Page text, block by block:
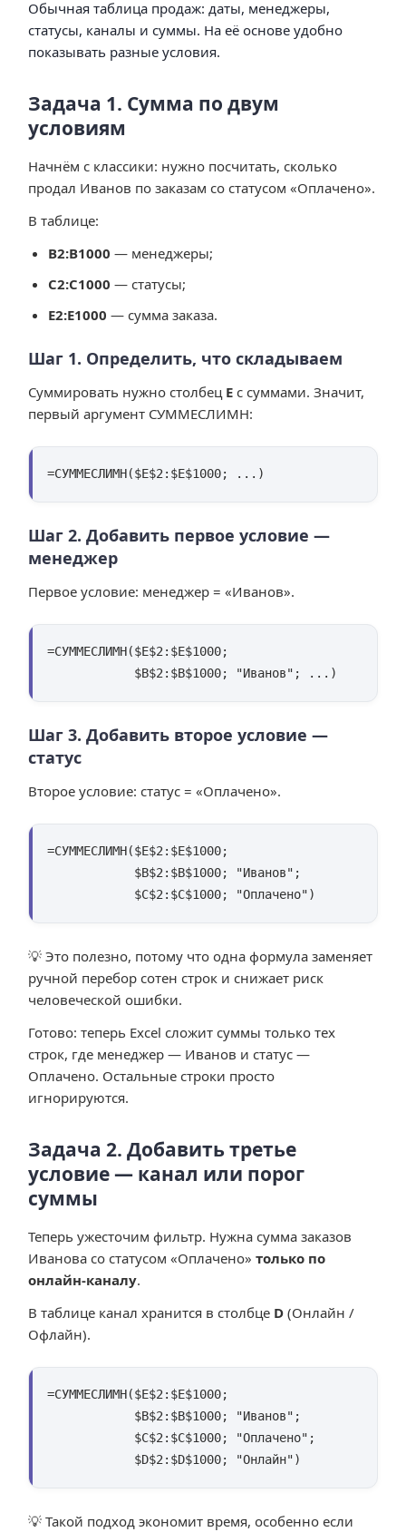
Обычная таблица продаж: даты, менеджеры,
статусы, каналы и суммы. На её основе удобно
показывать разные условия.
Задача 1. Сумма по двум
условиям
Начнём с классики: нужно посчитать, сколько
продал Иванов по заказам со статусом «Оплачено».
В таблице:
B2:B1000 — менеджеры;
C2:C1000 — статусы;
E2:E1000 — сумма заказа.
Шаг 1. Определить, что складываем
Суммировать нужно столбец E с суммами. Значит,
первый аргумент СУММЕСЛИМН:
=СУММЕСЛИМН($E$2:$E$1000; ...)
Шаг 2. Добавить первое условие —
менеджер
Первое условие: менеджер = «Иванов».
=СУММЕСЛИМН($E$2:$E$1000;
            $B$2:$B$1000; "Иванов"; ...)
Шаг 3. Добавить второе условие —
статус
Второе условие: статус = «Оплачено».
=СУММЕСЛИМН($E$2:$E$1000;
            $C$2:$C$1000; "Оплачено")
💡 Это полезно, потому что одна формула заменяет
ручной перебор сотен строк и снижает риск
человеческой ошибки.
Готово: теперь Excel сложит суммы только тех
строк, где менеджер — Иванов и статус —
Оплачено. Остальные строки просто
игнорируются.
Задача 2. Добавить третье
условие — канал или порог
суммы
Теперь ужесточим фильтр. Нужна сумма заказов
Иванова со статусом «Оплачено» только по
онлайн-каналу.
В таблице канал хранится в столбце D (Онлайн /
Офлайн).
=СУММЕСЛИМН($E$2:$E$1000;
            $D$2:$D$1000; "Онлайн")
💡 Такой подход экономит время, особенно если